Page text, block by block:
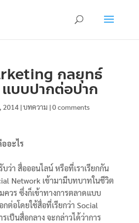
กลยุทธ์
บบปากต่อปาก
2014|บทความ |0 comments
อะไร
ว่า สื่อออนไลน์ หรือที่เราเรียกกัน
Network เข้ามามีบทบาทในชีวิต
วร ซึ่งก็เข้าทางการตลาดแบบ
ต่อโดยใช้สื่อที่เรียกว่า Social
รเป็นสื่อกลาง จะกล่าวได้ว่าการ